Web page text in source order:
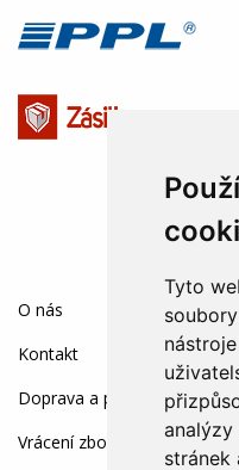
Tyto
stránek
O nás
Kontakt
Doprava a platba
Vrácení zboží a reklamace